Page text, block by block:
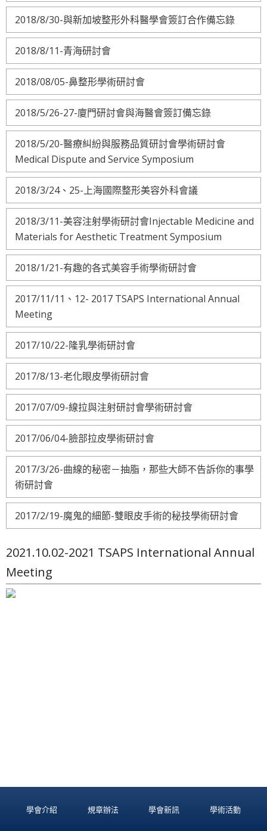
2018/8/30-與新加坡整形外科醫學會簽訂合作備忘錄
2018/8/11-青海研討會
2018/08/05-鼻整形學術研討會
2018/5/26-27-廈門研討會與海醫會簽訂備忘錄
2018/5/20-醫療糾紛與服務品質研討會學術研討會
Medical Dispute and Service Symposium
2018/3/24、25-上海國際整形美容外科會議
2018/3/11-美容注射學術研討會Injectable Medicine and
Materials for Aesthetic Treatment Symposium
2018/1/21-有趣的各式美容手術學術研討會
2017/11/11、12- 2017 TSAPS International Annual
Meeting
2017/10/22-隆乳學術研討會
2017/8/13-老化眼皮學術研討會
2017/07/09-線拉與注射研討會學術研討會
2017/06/04-臉部拉皮學術研討會
2017/3/26-曲線的秘密－抽脂，那些大師不告訴你的事學
術研討會
2017/2/19-魔鬼的細節-雙眼皮手術的秘技學術研討會
2021.10.02-2021 TSAPS International Annual
Meeting
學會介紹 規章辦法 學會新訊 學術活動